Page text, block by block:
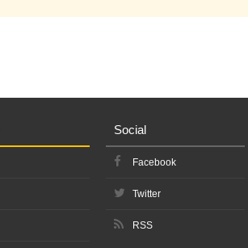
Social
Facebook
Twitter
RSS